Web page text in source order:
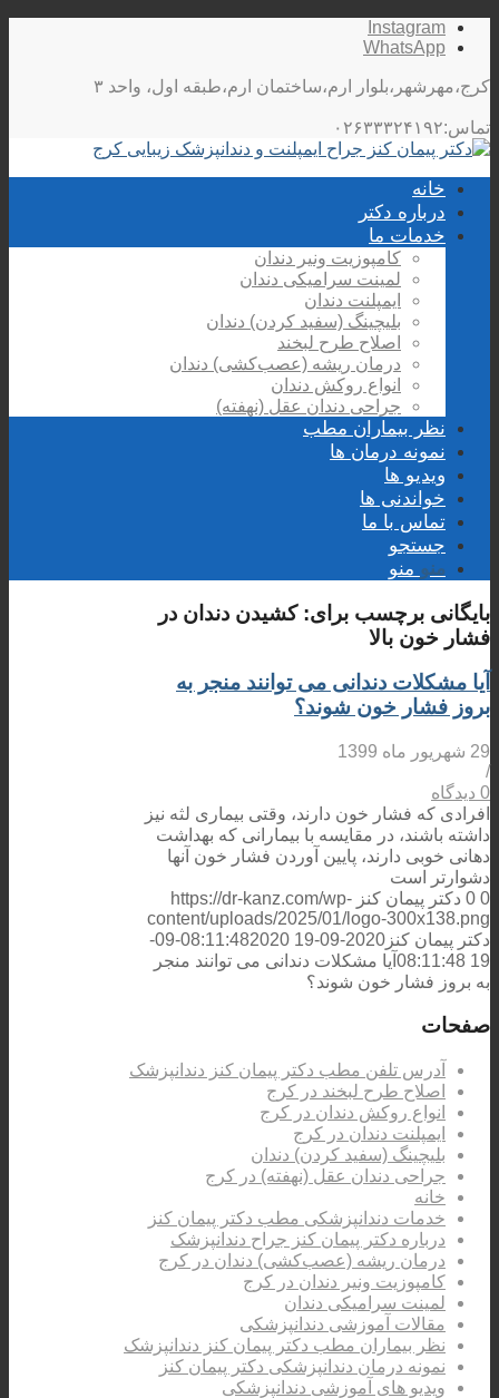
Instagram
WhatsApp
کرج،مهرشهر،بلوار ارم،ساختمان ارم،طبقه اول، واحد ۳
تماس:۰۲۶۳۳۳۲۴۱۹۲
خانه
درباره دکتر
خدمات ما
کامپوزیت ونیر دندان
لمینت سرامیکی دندان
ایمپلنت دندان
بلیچینگ (سفید کردن) دندان
اصلاح طرح لبخند
درمان ریشه (عصب‌کشی) دندان
انواع روکش دندان
جراحی دندان عقل (نهفته)
نظر بیماران مطب
نمونه درمان ها
ویدیو ها
خواندنی ها
تماس با ما
جستجو
منو منو
بایگانی برچسب برای:کشیدن دندان در
فشار خون بالا
آیا مشکلات دندانی می توانند منجر به
بروز فشار خون شوند؟
29 شهریور ماه 1399
/
0 دیدگاه
افرادی که فشار خون دارند، وقتی بیماری لثه نیز
داشته باشند، در مقایسه با بیمارانی که بهداشت
دهانی خوبی دارند، پایین آوردن فشار خون آنها
دشوارتر است
0
0 دکتر پیمان کنز https://dr-kanz.com/wp-
content/uploads/2025/01/logo-300x138.png
دکتر پیمان کنز 2020-09-19 08:11:48
2020-09-
19 08:11:48
آیا مشکلات دندانی می توانند منجر
به بروز فشار خون شوند؟
صفحات
آدرس تلفن مطب دکتر پیمان کنز دندانپزشک
اصلاح طرح لبخند در کرج
انواع روکش دندان در کرج
ایمپلنت دندان در کرج
بلیچینگ (سفید کردن) دندان
جراحی دندان عقل (نهفته) در کرج
خانه
خدمات دندانپزشکی مطب دکتر پیمان کنز
درباره دکتر پیمان کنز جراح دندانپزشک
درمان ریشه (عصب‌کشی) دندان در کرج
کامپوزیت ونیر دندان در کرج
لمینت سرامیکی دندان
مقالات آموزشی دندانپزشکی
نظر بیماران مطب دکتر پیمان کنز دندانپزشک
نمونه درمان دندانپزشکی دکتر پیمان کنز
ویدیو های آموزشی دندانپزشکی